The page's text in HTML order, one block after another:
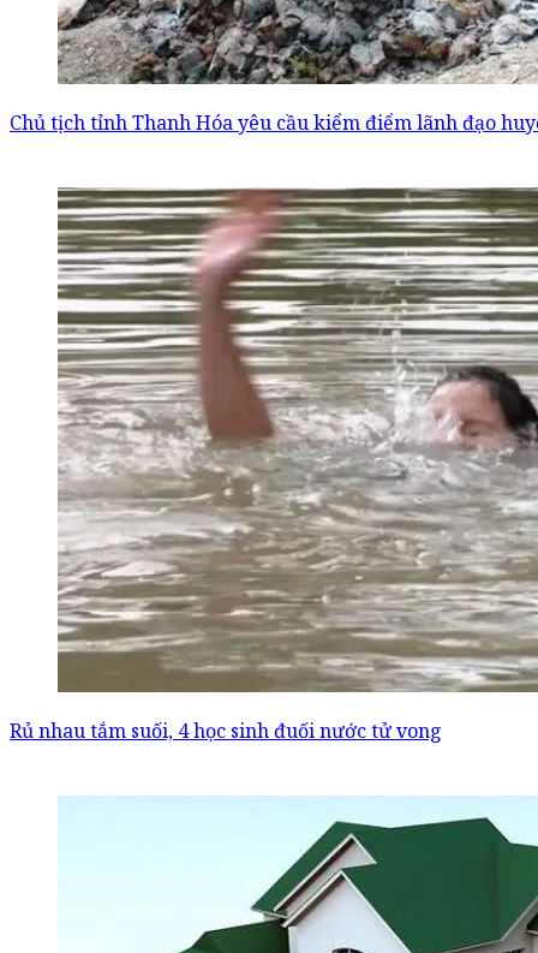
Chủ tịch tỉnh Thanh Hóa yêu cầu kiểm điểm lãnh đạo
Rủ nhau tắm suối, 4 học sinh đuối nước tử vong